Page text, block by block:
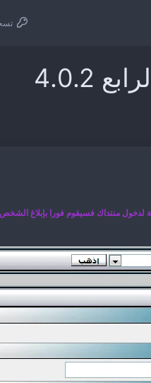
منتداك فسيقوم فورا بإبلاغ الشخص